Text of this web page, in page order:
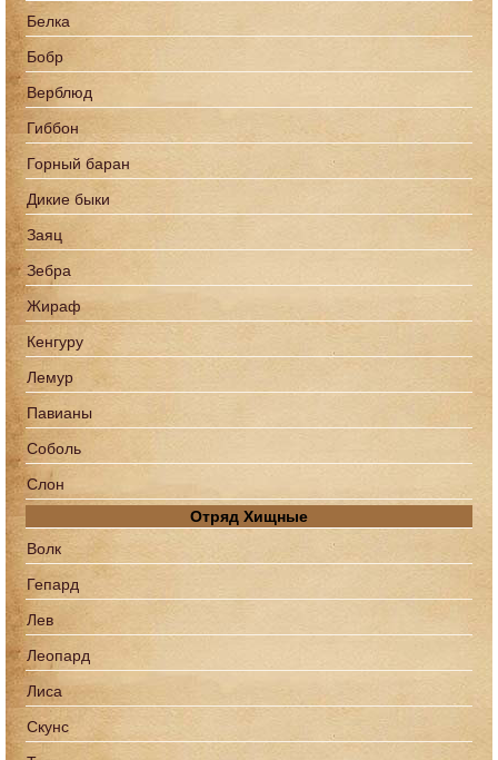
Белка
Бобр
Верблюд
Гиббон
Горный баран
Дикие быки
Заяц
Зебра
Жираф
Кенгуру
Лемур
Павианы
Соболь
Слон
Отряд Хищные
Волк
Гепард
Лев
Леопард
Лиса
Скунс